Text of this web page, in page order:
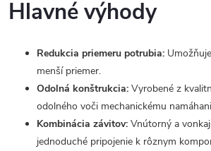
Hlavné výhody
Redukcia priemeru potrubia:
menší priemer.
Odolná konštrukcia: Vyrobené z
odolného voči mechanickému
Kombinácia závitov: Vnútorný a
jednoduché pripojenie k rôznym